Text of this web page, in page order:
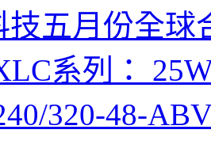
技五月份全球
系列：
320-48-